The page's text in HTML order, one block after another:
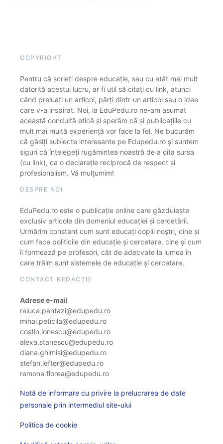
COPYRIGHT
Pentru că scrieți despre educație, sau cu atât mai mult
datorită acestui lucru, ar fi util să citați cu link, atunci
când preluați un articol, părți dintr-un articol sau o idee
care v-a inspirat. Noi, la EduPedu.ro ne-am asumat
această conduită etică și sperăm că și publicațiile cu
mult mai multă experiență vor face la fel. Ne bucurăm
că găsiți subiecte interesante pe Edupedu.ro și suntem
siguri că înțelegeți rugămintea noastră de a cita sursa
(cu link), ca o declarație reciprocă de respect și
profesionalism. Vă mulțumim!
DESPRE NOI
EduPedu.ro este o publicație online care găzduiește
exclusiv articole din domeniul educației și cercetării.
Urmărim constant cum sunt educați copiii noștri, cine și
cum face politicile din educație și cercetare, cine și cum
îi formează pe profesori, cât de adecvate la lumea în
care trăim sunt sistemele de educație și cercetare.
CONTACT REDACȚIE
Adrese e-mail
raluca.pantazi@edupedu.ro
mihai.peticila@edupedu.ro
costin.ionescu@edupedu.ro
alexa.stanescu@edupedu.ro
diana.ghimisi@edupedu.ro
stefan.lefter@edupedu.ro
ramona.florea@edupedu.ro
Notă de informare cu privire la prelucrarea de date
personale prin intermediul site-ului
Politica de cookie